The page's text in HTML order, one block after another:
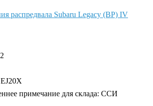
EJ20X
примечание для склада: ССИ